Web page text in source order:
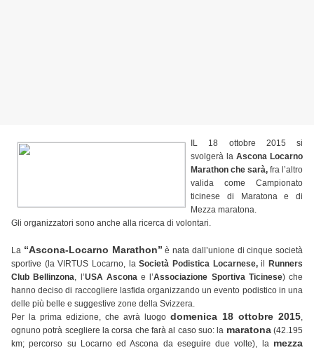
IL 18 ottobre 2015 si
svolgerà la Ascona Locarno
Marathon che sarà, fra l’altro
valida come Campionato
ticinese di Maratona e di
Mezza maratona.
Gli organizzatori sono anche alla ricerca di volontari.
La “Ascona-Locarno Marathon” è nata dall’unione di cinque società
sportive (la VIRTUS Locarno, laSocietà Podistica Locarnese,il
Runners
Club Bellinzona, l’USA Asconae l’Associazione Sportiva Ticinese) che
hanno deciso di raccogliere lasfida organizzando un evento podistico in una
delle più belle e suggestive zone della Svizzera.
Per la prima edizione, che avrà luogo domenica 18 ottobre 2015,
ognuno potrà scegliere la corsa che farà al caso suo: la maratona(42.195
km; percorso su Locarno ed Ascona da eseguire due volte), la mezza